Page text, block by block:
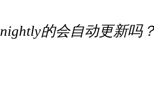
nightly的会自动更新吗